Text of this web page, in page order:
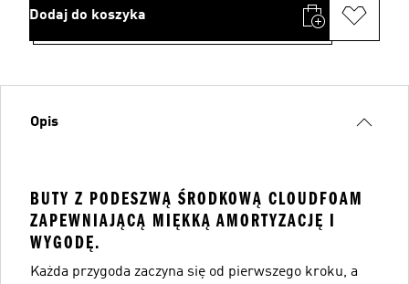
Dodaj do koszyka
Opis
BUTY Z PODESZWĄ ŚRODKOWĄ CLOUDFOAM
ZAPEWNIAJĄCĄ MIĘKKĄ AMORTYZACJĘ I
WYGODĘ.
Każda przygoda zaczyna się od pierwszego kroku, a